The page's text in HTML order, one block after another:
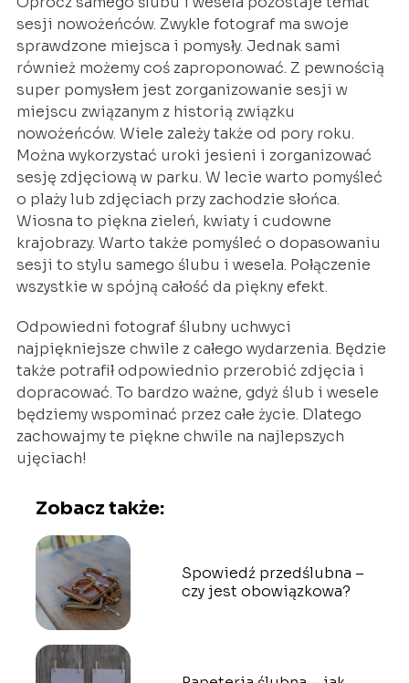
sesji nowożeńców. Zwykle fotograf ma swoje
sprawdzone miejsca i pomysły. Jednak sami
również możemy coś zaproponować. Z pewnością
super pomysłem jest zorganizowanie sesji w
miejscu związanym z historią związku
nowożeńców. Wiele zależy także od pory roku.
Można wykorzystać uroki jesieni i zorganizować
sesję zdjęciową w parku. W lecie warto pomyśleć
o plaży lub zdjęciach przy zachodzie słońca.
Wiosna to piękna zieleń, kwiaty i cudowne
krajobrazy. Warto także pomyśleć o dopasowaniu
sesji to stylu samego ślubu i wesela. Połączenie
wszystkie w spójną całość da piękny efekt.
Odpowiedni fotograf ślubny uchwyci
najpiękniejsze chwile z całego wydarzenia. Będzie
także potrafił odpowiednio przerobić zdjęcia i
dopracować. To bardzo ważne, gdyż ślub i wesele
będziemy wspominać przez całe życie. Dlatego
zachowajmy te piękne chwile na najlepszych
ujęciach!
Zobacz także:
Spowiedź przedślubna –
czy jest obowiązkowa?